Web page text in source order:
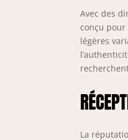
Avec des
conçu
légères
La